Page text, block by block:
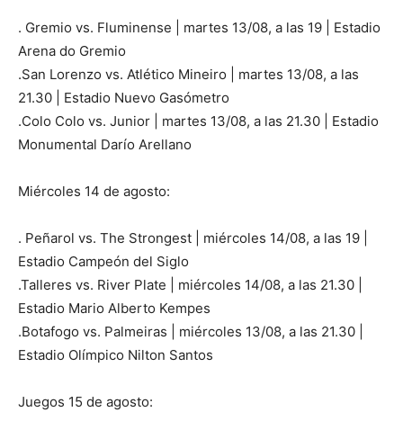
. Gremio vs. Fluminense | martes 13/08, a las 19 | Estadio
Arena do Gremio
.San Lorenzo vs. Atlético Mineiro | martes 13/08, a las
21.30 | Estadio Nuevo Gasómetro
.Colo Colo vs. Junior | martes 13/08, a las 21.30 | Estadio
Monumental Darío Arellano
Miércoles 14 de agosto:
. Peñarol vs. The Strongest | miércoles 14/08, a las 19 |
Estadio Campeón del Siglo
.Talleres vs. River Plate | miércoles 14/08, a las 21.30 |
Estadio Mario Alberto Kempes
.Botafogo vs. Palmeiras | miércoles 13/08, a las 21.30 |
Estadio Olímpico Nilton Santos
Juegos 15 de agosto: